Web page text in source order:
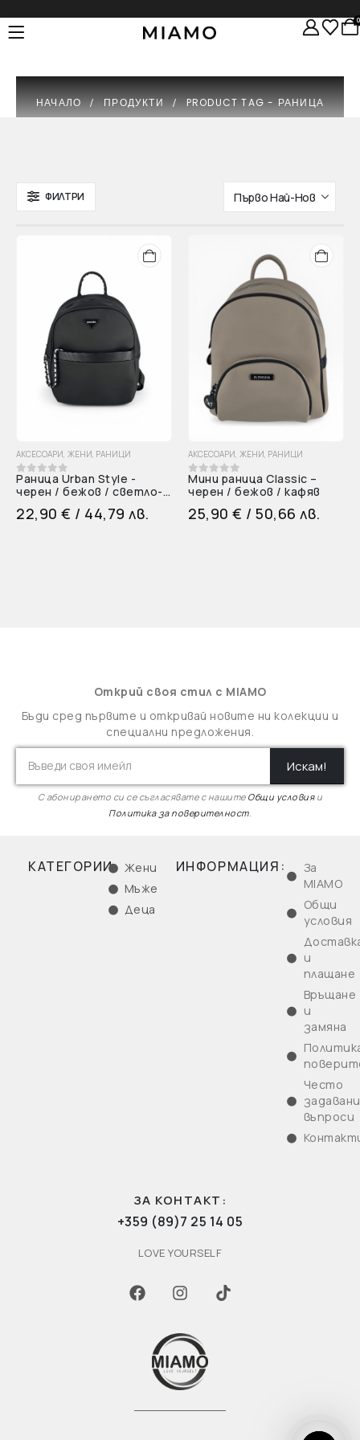
НАЧАЛО ПРОДУКТИ PRODUCT TAG -РАНИЦА
ФИЛТРИ
АКСЕСОАРИ, ЖЕНИ, РАНИЦИ
0out of 5
Раница Urban Style -
черен / бежов / светло-
22,90 € / 44,79 лв.
АКСЕСОАРИ, ЖЕНИ, РАНИЦИ
0out of 5
Мини раница Classic –
черен / бежов / кафяв
25,90 € / 50,66 лв.
Открий своя стил с MIAMO
Бъди сред първите и откривай новите ни колекции и
специални предложения.
Искам!
С абонирането си се съгласявате с нашите Общи условияи
Политика за поверителност.
КАТЕГОРИИ: Жени
Мъже
Деца
ИНФОРМАЦИЯ:
За
MIAMO
Общи
условия
и
плащане
Връщане
и
замяна
Често
задавани
въпроси
ЗА КОНТАКТ:
+359 (89)7 25 14 05
LOVE YOURSELF